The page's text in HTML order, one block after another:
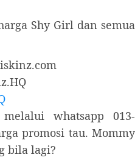
Shy Girl dan semua
whatsapp 013-
promosi tau. Mommy
bila lagi?